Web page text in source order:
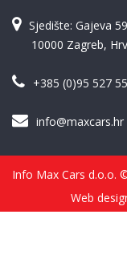
Sjedište: Gajeva
10000 Zagreb,
+385 (0)95 527
info@maxcars.hr
Info Max Cars d.o.o.
Web